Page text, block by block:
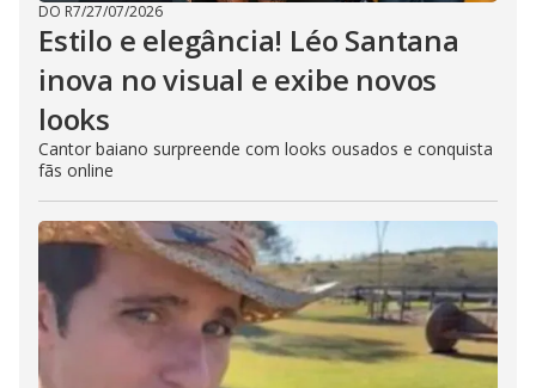
DO R7/27/07/2026
Estilo e elegância! Léo Santana
inova no visual e exibe novos
looks
Cantor baiano surpreende com looks ousados e conquista
fãs online